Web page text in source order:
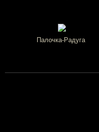
Палочка-Радуга